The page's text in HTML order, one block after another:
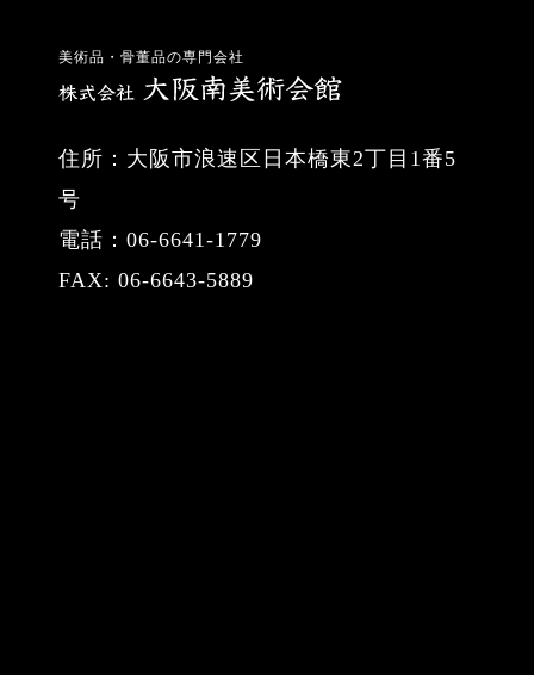
美術品・骨董品の専門会社
住所：大阪市浪速区日本橋東2丁目1番5
号
電話：06-6641-1779
FAX: 06-6643-5889